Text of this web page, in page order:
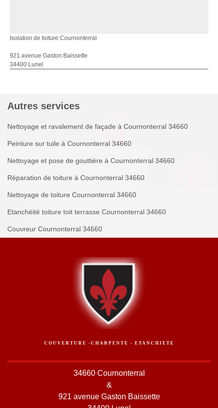
Isolation de toiture Cournonterral
921 avenue Gaston Baissette
34400 Lunel
Autres services
Nettoyage et ravalement de façade à Cournonterral 34660
Peinture sur tuile à Cournonterral 34660
Nettoyage et pose de gouttière à Cournonterral 34660
Réparation de toiture à Cournonterral 34660
Nettoyage de toiture Cournonterral 34660
Etanchéité toiture toit terrasse Cournonterral 34660
Couvreur Cournonterral 34660
COUVERTURE -CHARPENTE - ETANCHIETE
34660 Cournonterral
&
921 avenue Gaston Baissette